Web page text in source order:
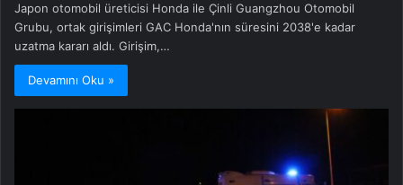
Japon otomobil üreticisi Honda ile Çinli Guangzhou Otomobil
Grubu, ortak girişimleri GAC Honda'nın süresini 2038'e kadar
uzatma kararı aldı. Girişim,…
Devamını Oku »